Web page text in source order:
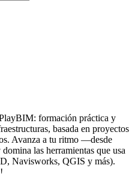
formación práctica y
basada en proyectos
Avanza a tu ritmo —desde
las herramientas que usa
Navisworks, QGIS y más).